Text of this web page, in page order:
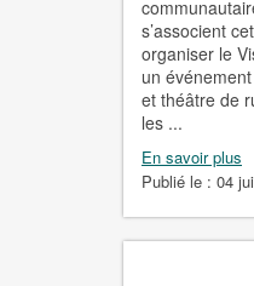
s’associent
organiser le
un
et théâtre de
les ...
En savoir plus
Publié le : 04